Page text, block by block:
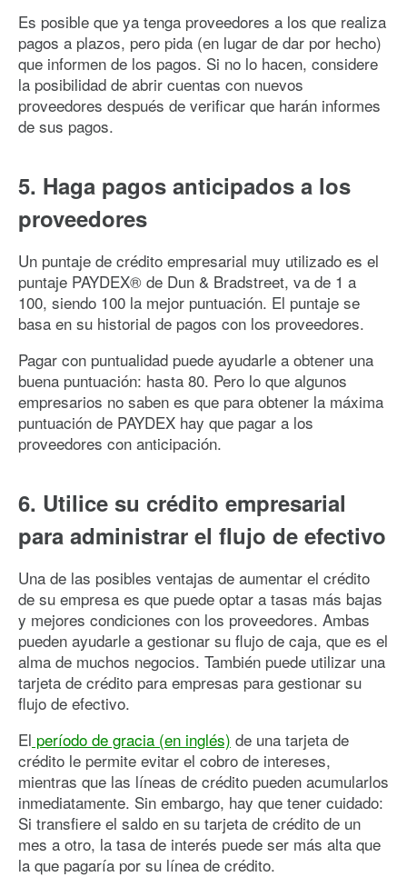
Es posible que ya tenga proveedores a los que realiza
pagos a plazos, pero pida (en lugar de dar por hecho)
que informen de los pagos. Si no lo hacen, considere
la posibilidad de abrir cuentas con nuevos
proveedores después de verificar que harán informes
de sus pagos.
5. Haga pagos anticipados a los
proveedores
Un puntaje de crédito empresarial muy utilizado es el
puntaje PAYDEX® de Dun & Bradstreet, va de 1 a
100, siendo 100 la mejor puntuación. El puntaje se
basa en su historial de pagos con los proveedores.
Pagar con puntualidad puede ayudarle a obtener una
buena puntuación: hasta 80. Pero lo que algunos
empresarios no saben es que para obtener la máxima
puntuación de PAYDEX hay que pagar a los
proveedores con anticipación.
6. Utilice su crédito empresarial
para administrar el flujo de efectivo
Una de las posibles ventajas de aumentar el crédito
de su empresa es que puede optar a tasas más bajas
y mejores condiciones con los proveedores. Ambas
pueden ayudarle a gestionar su flujo de caja, que es el
alma de muchos negocios. También puede utilizar una
tarjeta de crédito para empresas para gestionar su
flujo de efectivo.
El período de gracia (en inglés) de una tarjeta de
crédito le permite evitar el cobro de intereses,
mientras que las líneas de crédito pueden acumularlos
inmediatamente. Sin embargo, hay que tener cuidado:
Si transfiere el saldo en su tarjeta de crédito de un
mes a otro, la tasa de interés puede ser más alta que
la que pagaría por su línea de crédito.